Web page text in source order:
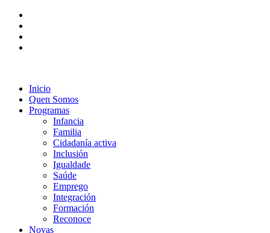
Inicio
Quen Somos
Programas
Infancia
Familia
Cidadanía activa
Inclusión
Igualdade
Saúde
Emprego
Integración
Formación
Reconoce
Novas